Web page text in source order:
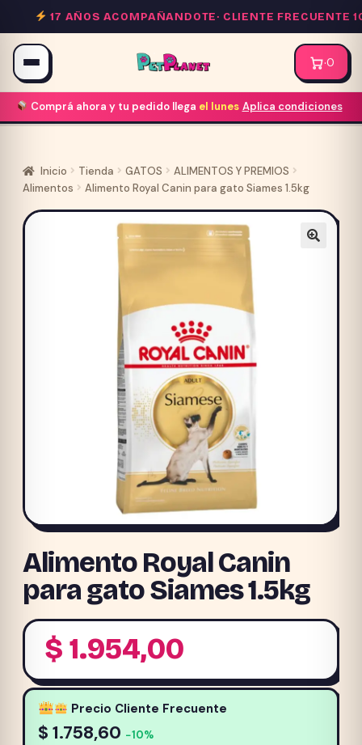
al
contenido
17 AÑOS ACOMPAÑANDOTE·CLIENTE FRECUENTE 10%
·0
Comprá ahora y tu pedido llega el lunes Aplica condiciones
Inicio Tienda GATOS
ALIMENTOS Y PREMIOS
Alimentos
Alimento Royal Canin para gato Siames 1.5kg
Alimento Royal Canin
para gato Siames 1.5kg
$ 1.954,00
Precio Cliente Frecuente
$ 1.758,60 −10%